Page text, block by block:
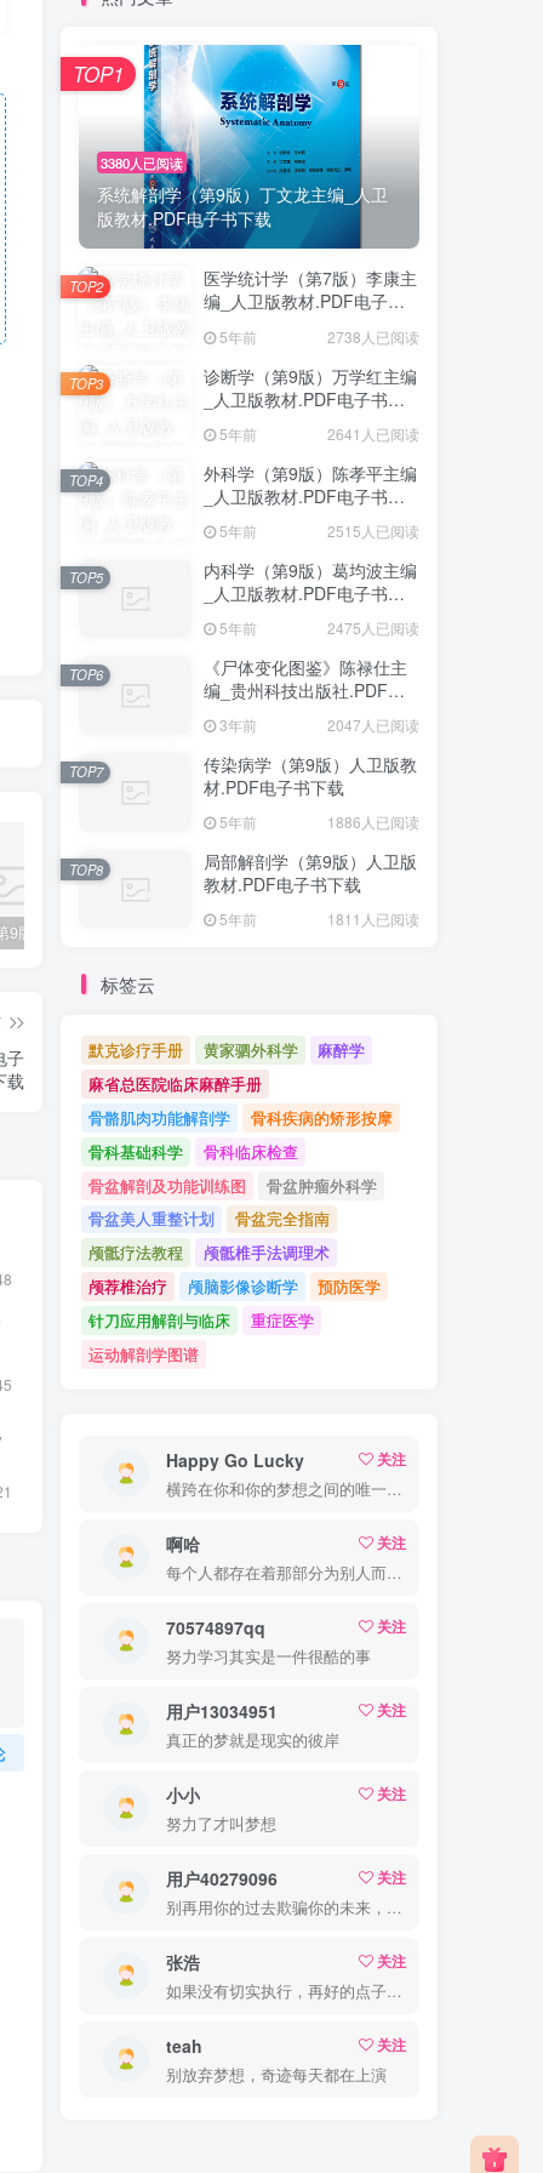
子
载
3380人已阅读
系统解剖学（第9版）丁文龙主编_人卫
版教材.PDF电子书下载
TOP1
医学统计学（第7版）李康主
编_人卫版教材.PDF电子书
5年前 2738人已阅读
TOP2
诊断学（第9版）万学红主编
_人卫版教材.PDF电子书下
5年前 2641人已阅读
TOP3
外科学（第9版）陈孝平主编
_人卫版教材.PDF电子书下
5年前 2515人已阅读
TOP4
内科学（第9版）葛均波主编
_人卫版教材.PDF电子书下
5年前 2475人已阅读
TOP5
《尸体变化图鉴》陈禄仕主
编_贵州科技出版社.PDF电
3年前 2047人已阅读
TOP6
传染病学（第9版）人卫版教
材.PDF电子书下载
5年前 1886人已阅读
TOP7
局部解剖学（第9版）人卫版
教材.PDF电子书下载
5年前 1811人已阅读
TOP8
标签云
默克诊疗手册 黄家驷外科学
麻醉学
麻省总医院临床麻醉手册
骨骼肌肉功能解剖学
骨科疾病的矫形按摩
骨科基础科学
骨科临床检查
骨盆解剖及功能训练图
骨盆肿瘤外科学
骨盆美人重整计划
骨盆完全指南
颅骶疗法教程
颅骶椎手法调理术
颅荐椎治疗
颅脑影像诊断学
预防医学
针刀应用解剖与临床
重症医学
运动解剖学图谱
Happy Go Lucky
关注
横跨在你和你的梦想之间的唯一的东西就是奋力拼搏
啊哈
关注
每个人都存在着那部分为别人而活的自己
70574897qq
关注
努力学习其实是一件很酷的事
用户13034951
关注
真正的梦就是现实的彼岸
小小
关注
努力了才叫梦想
用户40279096
关注
别再用你的过去欺骗你的未来，过去已经过去了
张浩
关注
如果没有切实执行，再好的点子也是徒劳
teah
关注
别放弃梦想，奇迹每天都在上演